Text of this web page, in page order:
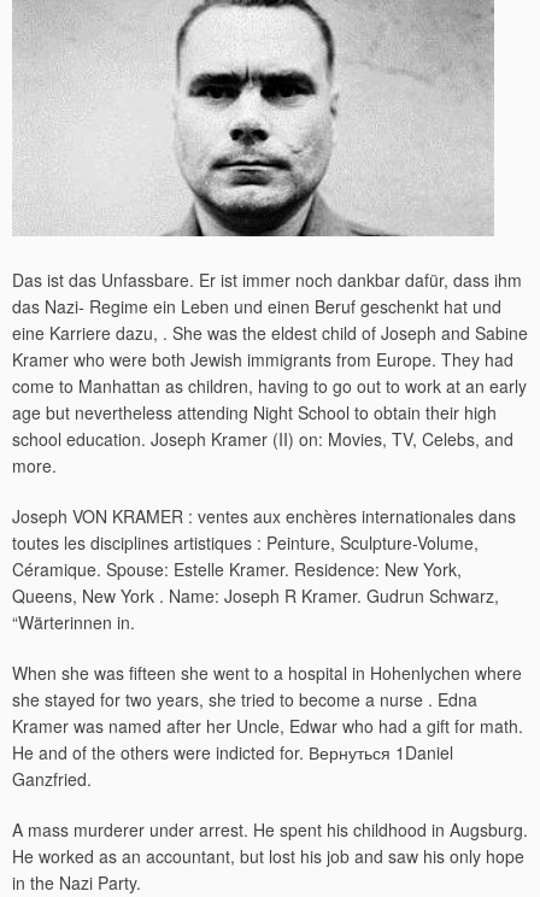
Das ist das Unfassbare. Er ist immer noch dankbar dafür, dass ihm
das Nazi- Regime ein Leben und einen Beruf geschenkt hat und
eine Karriere dazu, . She was the eldest child of Joseph and Sabine
Kramer who were both Jewish immigrants from Europe. They had
come to Manhattan as children, having to go out to work at an early
age but nevertheless attending Night School to obtain their high
school education. Joseph Kramer (II) on: Movies, TV, Celebs, and
more.
Joseph VON KRAMER : ventes aux enchères internationales dans
toutes les disciplines artistiques : Peinture, Sculpture-Volume,
Céramique. Spouse: Estelle Kramer. Residence: New York,
Queens, New York . Name: Joseph R Kramer. Gudrun Schwarz,
“Wärterinnen in.
When she was fifteen she went to a hospital in Hohenlychen where
she stayed for two years, she tried to become a nurse . Edna
Kramer was named after her Uncle, Edwar who had a gift for math.
He and of the others were indicted for. Вернуться 1Daniel
Ganzfried.
A mass murderer under arrest. He spent his childhood in Augsburg.
He worked as an accountant, but lost his job and saw his only hope
in the Nazi Party.